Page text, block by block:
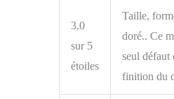
3,0
sur 5
étoiles
Taille,
doré.. Ce
seul défaut
finition du